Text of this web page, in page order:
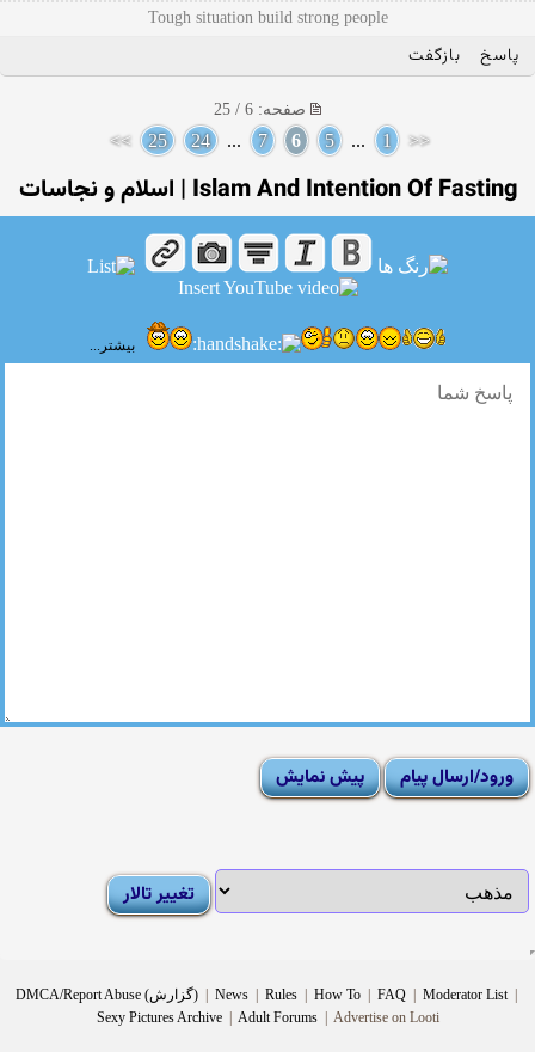
Tough situation build strong people
پاسخ بازگفت
صفحه: 6 / 25
<<
1
...
5
6
7
...
24
25
>>
Islam And Intention Of Fasting | اسلام و نجاسات
بیشتر...
DMCA/Report Abuse (گزارش) | News | Rules | How To | FAQ | Moderator List |
Sexy Pictures Archive | Adult Forums |Advertise on Looti